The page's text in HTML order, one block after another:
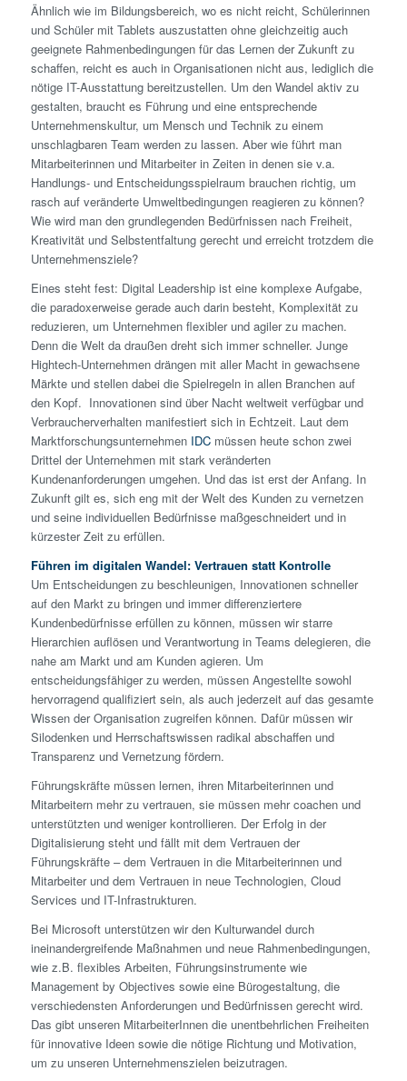
Ähnlich wie im Bildungsbereich, wo es nicht reicht, Schülerinnen
und Schüler mit Tablets auszustatten ohne gleichzeitig auch
geeignete Rahmenbedingungen für das Lernen der Zukunft zu
schaffen, reicht es auch in Organisationen nicht aus, lediglich die
nötige IT-Ausstattung bereitzustellen. Um den Wandel aktiv zu
gestalten, braucht es Führung und eine entsprechende
Unternehmenskultur, um Mensch und Technik zu einem
unschlagbaren Team werden zu lassen. Aber wie führt man
Mitarbeiterinnen und Mitarbeiter in Zeiten in denen sie v.a.
Handlungs- und Entscheidungsspielraum brauchen richtig, um
rasch auf veränderte Umweltbedingungen reagieren zu können?
Wie wird man den grundlegenden Bedürfnissen nach Freiheit,
Kreativität und Selbstentfaltung gerecht und erreicht trotzdem die
Unternehmensziele?
Eines steht fest: Digital Leadership ist eine komplexe Aufgabe,
die paradoxerweise gerade auch darin besteht, Komplexität zu
reduzieren, um Unternehmen flexibler und agiler zu machen.
Denn die Welt da draußen dreht sich immer schneller. Junge
Hightech-Unternehmen drängen mit aller Macht in gewachsene
Märkte und stellen dabei die Spielregeln in allen Branchen auf
den Kopf. Innovationen sind über Nacht weltweit verfügbar und
Verbraucherverhalten manifestiert sich in Echtzeit. Laut dem
Marktforschungsunternehmen IDCmüssen heute schon zwei
Drittel der Unternehmen mit stark veränderten
Kundenanforderungen umgehen. Und das ist erst der Anfang. In
Zukunft gilt es, sich eng mit der Welt des Kunden zu vernetzen
und seine individuellen Bedürfnisse maßgeschneidert und in
kürzester Zeit zu erfüllen.
Führen im digitalen Wandel: Vertrauen statt Kontrolle
Um Entscheidungen zu beschleunigen, Innovationen schneller
auf den Markt zu bringen und immer differenziertere
Kundenbedürfnisse erfüllen zu können, müssen wir starre
Hierarchien auflösen und Verantwortung in Teams delegieren, die
nahe am Markt und am Kunden agieren. Um
entscheidungsfähiger zu werden, müssen Angestellte sowohl
hervorragend qualifiziert sein, als auch jederzeit auf das gesamte
Wissen der Organisation zugreifen können. Dafür müssen wir
Silodenken und Herrschaftswissen radikal abschaffen und
Transparenz und Vernetzung fördern.
Führungskräfte müssen lernen, ihren Mitarbeiterinnen und
Mitarbeitern mehr zu vertrauen, sie müssen mehr coachen und
unterstützten und weniger kontrollieren. Der Erfolg in der
Digitalisierung steht und fällt mit dem Vertrauen der
Führungskräfte – dem Vertrauen in die Mitarbeiterinnen und
Mitarbeiter und dem Vertrauen in neue Technologien, Cloud
Services und IT-Infrastrukturen.
Bei Microsoft unterstützen wir den Kulturwandel durch
ineinandergreifende Maßnahmen und neue Rahmenbedingungen,
wie z.B. flexibles Arbeiten, Führungsinstrumente wie
Management by Objectives sowie eine Bürogestaltung, die
verschiedensten Anforderungen und Bedürfnissen gerecht wird.
Das gibt unseren MitarbeiterInnen die unentbehrlichen Freiheiten
für innovative Ideen sowie die nötige Richtung und Motivation,
um zu unseren Unternehmenszielen beizutragen.